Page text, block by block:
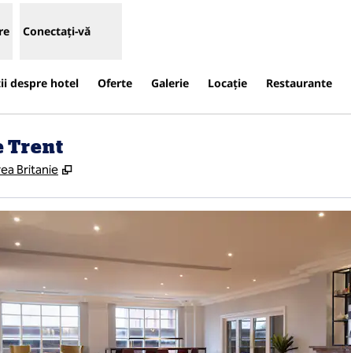
Conectați-vă
despre hotel Oferte Galerie Locaţie Restaurante
Trent
Britanie ,